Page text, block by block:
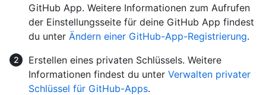
GitHub App. Weitere Informationen zum Aufrufen
der Einstellungsseite für deine GitHub App findest
du unter Ändern einer GitHub-App-Registrierung.
Erstellen eines privaten Schlüssels. Weitere
Informationen findest du unter Verwalten privater
Schlüssel für GitHub-Apps.